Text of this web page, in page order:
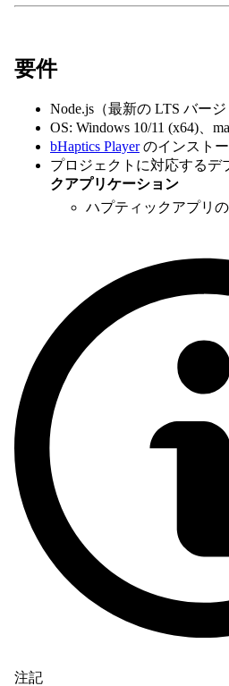
要件
Node.js（最新の LTS バージ
OS: Windows 10/11 (x64)、
bHaptics Playerのインスト
プロジェクトに対応するデ
クアプリケーション
ハプティックアプリ
注記